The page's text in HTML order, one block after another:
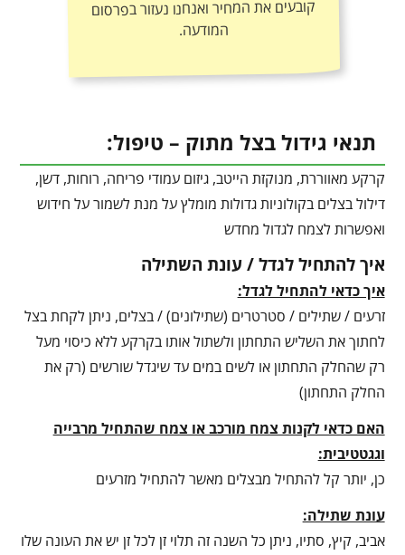
המודעה.
תנאי גידול בצל מתוק – טיפול:
קרקע מאווררת, מנוקזת הייטב, גיזום עמודי פריחה, רוחות, דשן,
דילול בצלים בקולוניות גדולות מומלץ על מנת לשמור על חידוש
ואפשרות לצמח לגדול מחדש
איך להתחיל לגדל / עונת השתילה
איך כדאי להתחיל לגדל:
זרעים / שתילים / סטרטרים (שתילונים) / בצלים, ניתן לקחת בצל
לחתוך את השליש התחתון ולשתול אותו בקרקע ללא כיסוי מעל
רק שהחלק התחתון או לשים במים עד שיגדל שורשים (רק את
החלק התחתון)
האם כדאי לקנות צמח מורכב או צמח שהתחיל מרבייה
וגגטטיבית:
כן, יותר קל להתחיל מבצלים מאשר להתחיל מזרעים
עונת שתילה:
אביב, קיץ, סתיו, ניתן כל השנה זה תלוי זן לכל זן יש את העונה שלו